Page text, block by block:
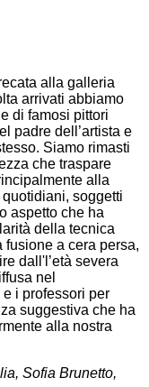
alla galleria
arrivati abbiamo
di famosi pittori
padre dell’artista e
Siamo rimasti
che traspare
alla
soggetti
aspetto che ha
della tecnica
a cera persa,
dall'l’età severa
nel
i professori per
suggestiva che ha
alla nostra
Sofia Brunetto,